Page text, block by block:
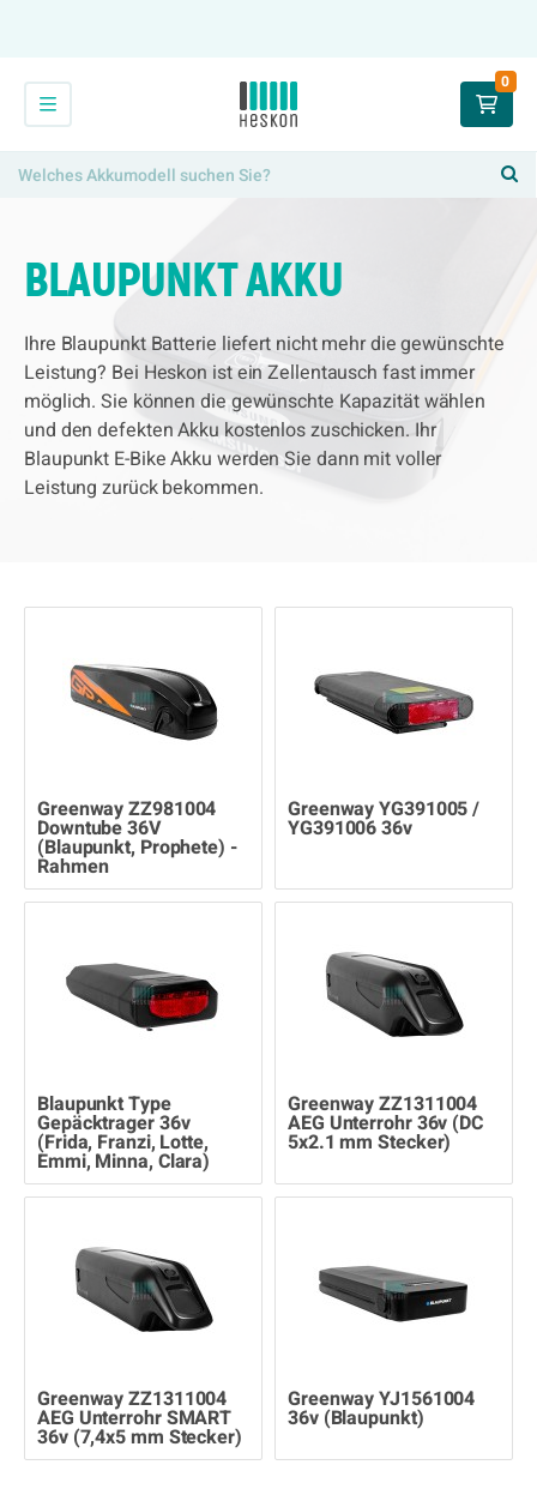
0
BLAUPUNKT AKKU
Ihre Blaupunkt Batterie liefert nicht mehr die gewünschte
Leistung? Bei Heskon ist ein Zellentausch fast immer
möglich. Sie können die gewünschte Kapazität wählen
und den defekten Akku kostenlos zuschicken. Ihr
Blaupunkt E-Bike Akku werden Sie dann mit voller
Leistung zurück bekommen.
Greenway ZZ981004
Downtube 36V
(Blaupunkt, Prophete) -
Rahmen
Greenway YG391005 /
YG391006 36v
Blaupunkt Type
Gepäcktrager 36v
(Frida, Franzi, Lotte,
Emmi, Minna, Clara)
Greenway ZZ1311004
AEG Unterrohr 36v (DC
5x2.1 mm Stecker)
Greenway ZZ1311004
AEG Unterrohr SMART
36v (7,4x5 mm Stecker)
Greenway YJ1561004
36v (Blaupunkt)